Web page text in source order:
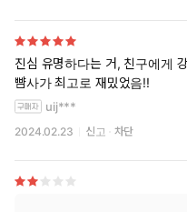
진심 유명하다는 거, 친구에게
뺨사가 최고로 재밌었음!!
uij***
2024.02.23 신고 차단